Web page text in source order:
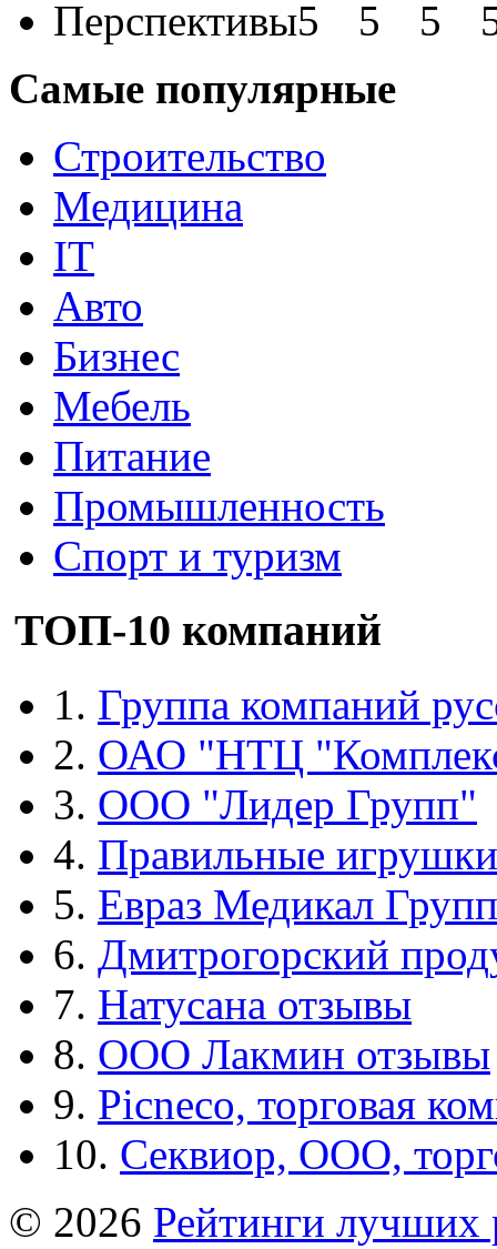
Перспективы
Самые популярные
Строительство
Медицина
IT
Авто
Бизнес
Мебель
Питание
Промышленность
Спорт и туризм
ТОП-10 компаний
1. Группа компаний
2. ОАО "НТЦ
3. ООО "Лидер Групп"
4. Правильные игрушки
5. Евраз Медикал Групп
6. Дмитрогорский
7. Натусана отзывы
8. ООО Лакмин отзывы
9. Picneco, торговая
10. Секвиор, ООО,
© 2026 Рейтинги лучших